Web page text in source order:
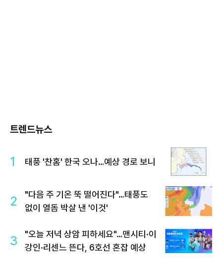
트렌드뉴스
1 태풍 '찬홈' 한국 오나…예상 경로 보니
2
"다음 주 기온 뚝 떨어진다"…태풍도
없이 열돔 박살 낸 '이것'
3
"오늘 저녁 상암 피하세요"…맨시티·이
강인·리센느 뜬다, 6호선 혼잡 예상